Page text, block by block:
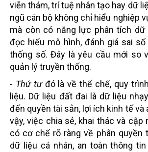
viễn thám, trí tuệ nhân tạo hay dữ
ngũ cán bộ không chỉ hiểu nghiệp
mà còn có năng lực phân tích dữ
đọc hiểu mô hình, đánh giá sai số
thống số. Đây là yêu cầu mới so
quản lý truyền thống.
- Thứ tưđó là về thể chế, quy
liệu. Dữ liệu đất đai là dữ liệu
đến quyền tài sản, lợi ích kinh tế và
vậy, việc chia sẻ, khai thác và cập
có cơ chế rõ ràng về phân quyền
dữ liệu cá nhân, an toàn thông